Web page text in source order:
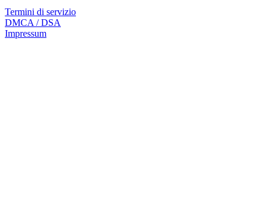
Termini di servizio
DMCA / DSA
Impressum